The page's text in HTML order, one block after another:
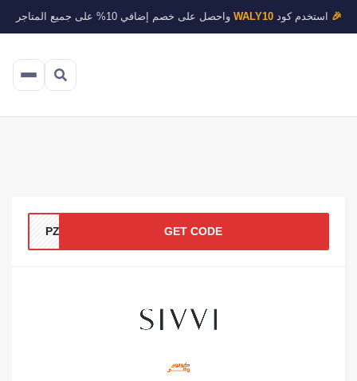
🎉استخدم كودWALY10واحصل على خصم إضافي 10% على جميع المتاجر
GET CODE